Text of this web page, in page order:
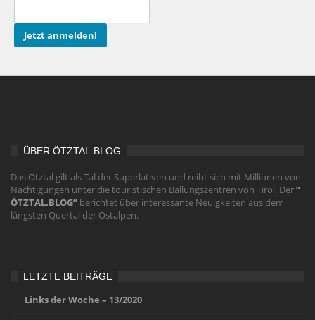
ÜBER ÖTZTAL.BLOG
Das Ötztal gilt als Tal der Superlativen und reiht sich mit Millionen von
Nächtigungen unter die touristischen Ballungszentren von Tirol. Der“
ÖTZTAL.BLOG” berichtet über interessante Neuigkeiten aus dem
längsten Quertal der Ostalpen.
LETZTE BEITRÄGE
Links der Woche – 13/2020